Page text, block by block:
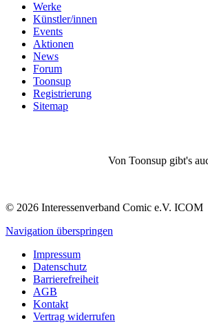
Werke
Künstler/innen
Events
Aktionen
News
Forum
Toonsup
Registrierung
Sitemap
Von Toonsup gibt's
© 2026 Interessenverband Comic e.V. ICOM
Navigation überspringen
Impressum
Datenschutz
Barrierefreiheit
AGB
Kontakt
Vertrag widerrufen